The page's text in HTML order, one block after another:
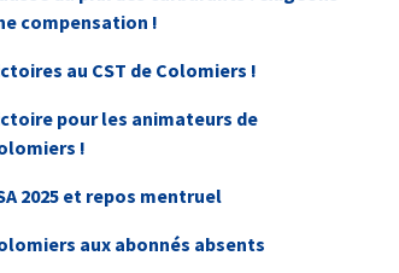
compensation !
au CST de Colomiers !
pour les animateurs de
!
2025 et repos mentruel
aux abonnés absents